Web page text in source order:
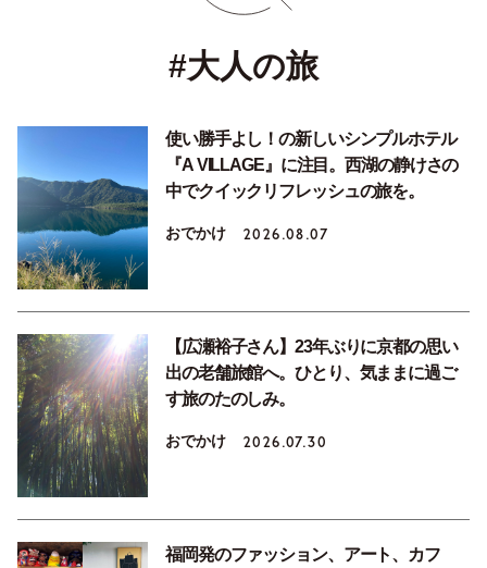
#大人の旅
使い勝手よし！の新しいシンプルホテル
『A VILLAGE』に注目。西湖の静けさの
中でクイックリフレッシュの旅を。
おでかけ 2026.08.07
【広瀬裕子さん】23年ぶりに京都の思い
出の老舗旅館へ。ひとり、気ままに過ご
す旅のたのしみ。
おでかけ 2026.07.30
福岡発のファッション、アート、カフ